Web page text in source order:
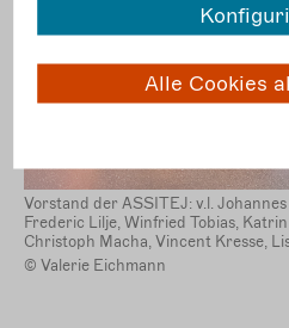
Vorstand der ASSITEJ: v.l.
Frederic Lilje, Winfried Tobias,
Christoph Macha, Vincent Kresse,
© Valerie Eichmann
Alle Cookies